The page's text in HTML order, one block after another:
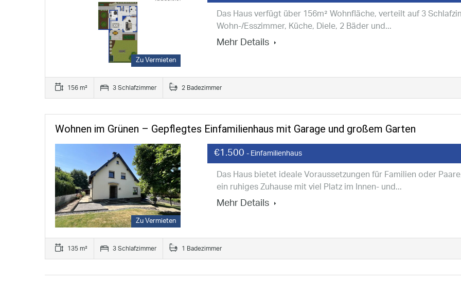
Zu Vermieten
Das Haus verfügt über 156m² Wohnfläche, verteilt auf 3
Wohn-/Esszimmer, Küche, Diele, 2 Bäder und...
Mehr Details
156 m² 3 Schlafzimmer 2 Badezimmer
Wohnen im Grünen – Gepflegtes Einfamilienhaus mit Garage und großem Garten
Zu Vermieten
€1.500 - Einfamilienhaus
Das Haus bietet ideale Voraussetzungen für Familien oder
ein ruhiges Zuhause mit viel Platz im Innen- und...
Mehr Details
135 m² 3 Schlafzimmer 1 Badezimmer